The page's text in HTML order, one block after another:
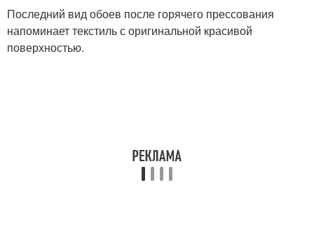
Последний вид обоев после горячего прессования
напоминает текстиль с оригинальной красивой
поверхностью.